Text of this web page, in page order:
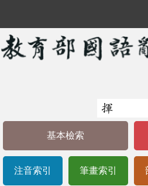
基本檢索
注音索引 筆畫索引